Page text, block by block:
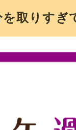
取りすぎ